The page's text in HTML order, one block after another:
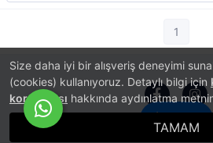
Size daha iyi bir alışveriş deneyimi
(cookies) kullanıyoruz. Detaylı bilgi için
korunması hakkında aydınlatma
TAMAM
1
İletişim
E-Ticaret Sistemi